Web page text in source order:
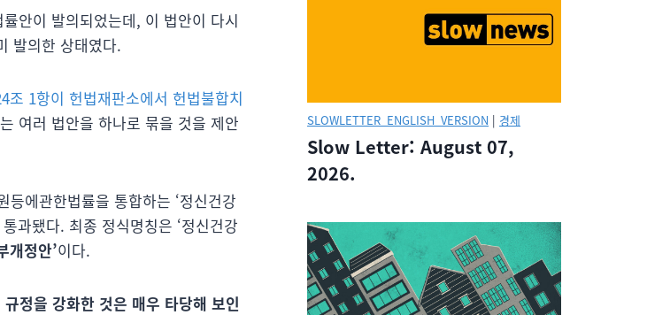
안이 발의되었는데, 이 법안이 다시
발의한 상태였다.
조 1항이 헌법재판소에서 헌법불합치
여러 법안을 하나로 묶을 것을 제안
에관한법률을 통합하는 ‘정신건강
과됐다. 최종 정식명칭은 ‘정신건강
개정안’이다.
정을 강화한 것은 매우 타당해 보인
SLOWLETTER_ENGLISH_VERSION | 경제
Slow Letter: August 07,
2026.